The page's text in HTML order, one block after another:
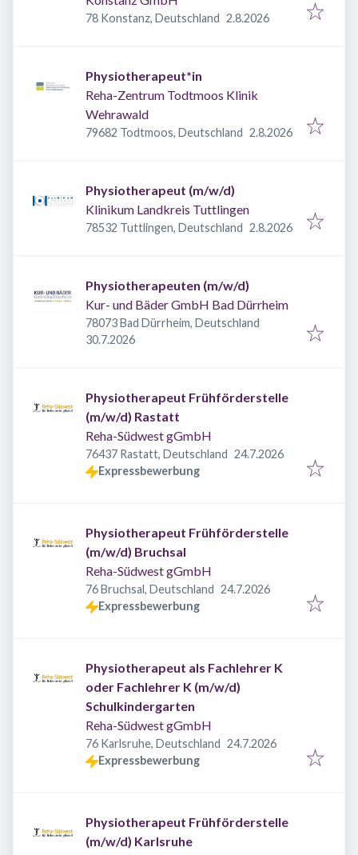
78 Konstanz, Deutschland Veröffentlicht
2.8.2026
Physiotherapeut*in
Reha-Zentrum Todtmoos Klinik
Wehrawald
79682 Todtmoos, Deutschland Veröffentlicht
2.8.2026
Physiotherapeut (m/w/d)
Klinikum Landkreis Tuttlingen
78532 Tuttlingen, Deutschland Veröffentlicht
2.8.2026
Physiotherapeuten (m/w/d)
Kur- und Bäder GmbH Bad Dürrheim
78073 Bad Dürrheim, Deutschland
Veröffentlicht
30.7.2026
Physiotherapeut Frühförderstelle
(m/w/d) Rastatt
Reha-Südwest gGmbH
76437 Rastatt, Deutschland Veröffentlicht
24.7.2026
Expressbewerbung
Physiotherapeut Frühförderstelle
(m/w/d) Bruchsal
Reha-Südwest gGmbH
76 Bruchsal, Deutschland Veröffentlicht
24.7.2026
Expressbewerbung
Physiotherapeut als Fachlehrer K
oder Fachlehrer K (m/w/d)
Schulkindergarten
Reha-Südwest gGmbH
76 Karlsruhe, Deutschland Veröffentlicht
24.7.2026
Expressbewerbung
Physiotherapeut Frühförderstelle
(m/w/d) Karlsruhe